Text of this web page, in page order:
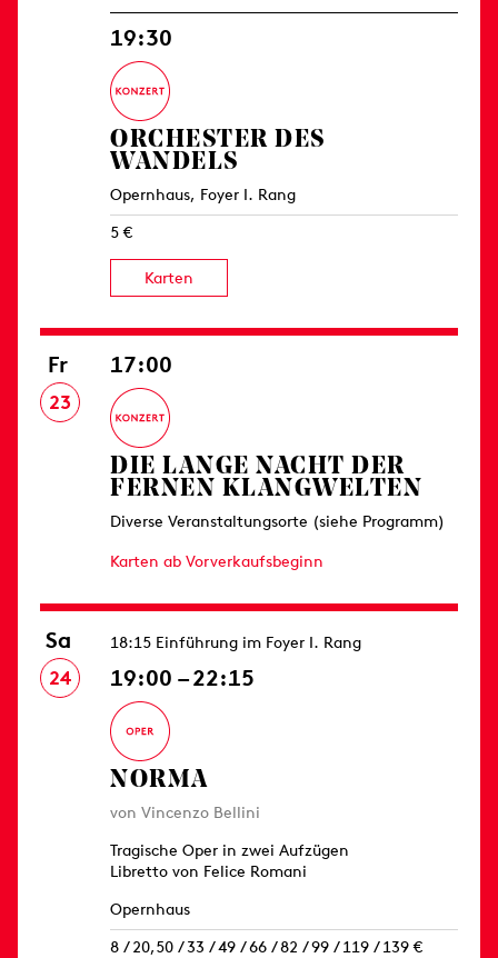
19:30
ORCHESTER DES
WANDELS
Opernhaus, Foyer I. Rang
5 €
Karten
Fr
23
17:00
DIE LANGE NACHT DER
FERNEN KLANGWELTEN
Diverse Veranstaltungsorte (siehe Programm)
Karten ab Vorverkaufsbeginn
Sa
24
18:15 Einführung im Foyer I. Rang
19:00 – 22:15
NORMA
von Vincenzo Bellini
Tragische Oper in zwei Aufzügen
Libretto von Felice Romani
Opernhaus
8 / 20,50 / 33 / 49 / 66 / 82 / 99 / 119 / 139 €